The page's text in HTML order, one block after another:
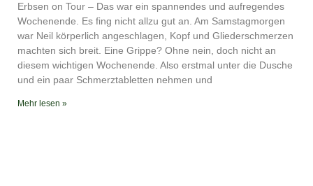
Erbsen on Tour – Das war ein spannendes und aufregendes
Wochenende. Es fing nicht allzu gut an. Am Samstagmorgen
war Neil körperlich angeschlagen, Kopf und Gliederschmerzen
machten sich breit. Eine Grippe? Ohne nein, doch nicht an
diesem wichtigen Wochenende. Also erstmal unter die Dusche
und ein paar Schmerztabletten nehmen und
Mehr lesen »